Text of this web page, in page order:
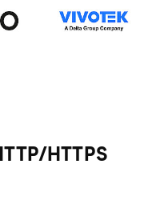
HTTPS